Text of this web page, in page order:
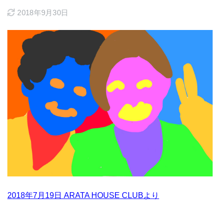
2018年9月30日
2018年7月19日 ARATA HOUSE CLUBより